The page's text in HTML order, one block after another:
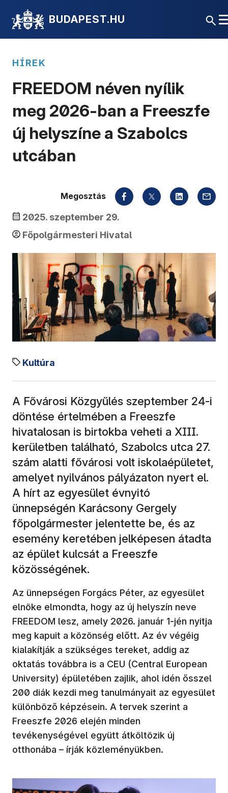
BUDAPEST.HU
HÍREK
FREEDOM néven nyílik
meg 2026-ban a Freeszfe
új helyszíne a Szabolcs
utcában
2025. szeptember 29.
Főpolgármesteri Hivatal
Kultúra
Megosztás
A Fővárosi Közgyűlés szeptember 24-i
döntése értelmében a Freeszfe
hivatalosan is birtokba veheti a XIII.
kerületben található, Szabolcs utca 27.
szám alatti fővárosi volt iskolaépületet,
amelyet nyilvános pályázaton nyert el.
A hírt az egyesület évnyitó
ünnepségén Karácsony Gergely
főpolgármester jelentette be, és az
esemény keretében jelképesen átadta
az épület kulcsát a Freeszfe
közösségének.
Az ünnepségen Forgács Péter, az egyesület
elnöke elmondta, hogy az új helyszín neve
FREEDOM lesz, amely 2026. január 1-jén nyitja
meg kapuit a közönség előtt. Az év végéig
kialakítják a szükséges tereket, addig az
oktatás továbbra is a CEU (Central European
University) épületében zajlik, ahol idén ősszel
200 diák kezdi meg tanulmányait az egyesület
különböző képzésein. A tervek szerint a
Freeszfe 2026 elején minden
tevékenységével együtt átköltözik új
otthonába – írják közleményükben.